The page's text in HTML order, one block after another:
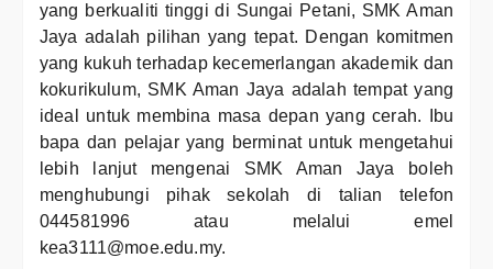
yang berkualiti tinggi di Sungai Petani, SMK Aman
Jaya adalah pilihan yang tepat. Dengan komitmen
yang kukuh terhadap kecemerlangan akademik dan
kokurikulum, SMK Aman Jaya adalah tempat yang
ideal untuk membina masa depan yang cerah. Ibu
bapa dan pelajar yang berminat untuk mengetahui
lebih lanjut mengenai SMK Aman Jaya boleh
menghubungi pihak sekolah di talian telefon
044581996 atau melalui emel
kea3111@moe.edu.my.